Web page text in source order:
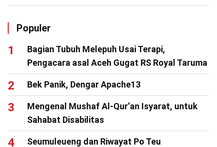
Populer
Bagian Tubuh Melepuh Usai Terapi,
Pengacara asal Aceh Gugat RS Royal Taruma
Bek Panik, Dengar Apache13
Mengenal Mushaf Al-Qur’an Isyarat, untuk
Sahabat Disabilitas
Seumuleueng dan Riwayat Po Teu